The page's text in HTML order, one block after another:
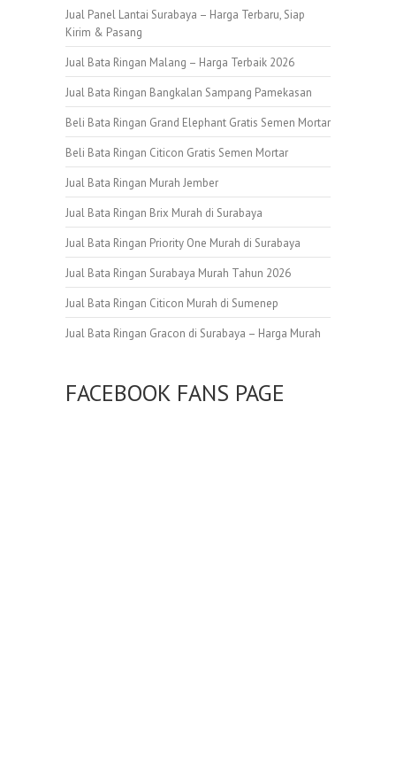
Jual Panel Lantai Surabaya – Harga Terbaru, Siap
Kirim & Pasang
Jual Bata Ringan Malang – Harga Terbaik 2026
Jual Bata Ringan Bangkalan Sampang Pamekasan
Beli Bata Ringan Grand Elephant Gratis Semen Mortar
Beli Bata Ringan Citicon Gratis Semen Mortar
Jual Bata Ringan Murah Jember
Jual Bata Ringan Brix Murah di Surabaya
Jual Bata Ringan Priority One Murah di Surabaya
Jual Bata Ringan Surabaya Murah Tahun 2026
Jual Bata Ringan Citicon Murah di Sumenep
Jual Bata Ringan Gracon di Surabaya – Harga Murah
FACEBOOK FANS PAGE